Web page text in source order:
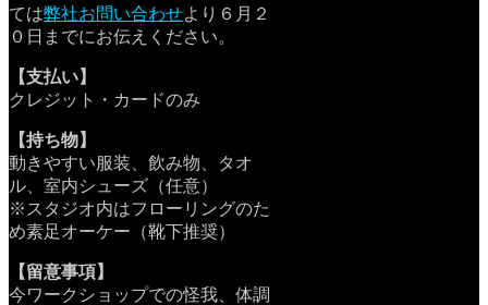
ては弊社お問い合わせより ６月２
０日までにお伝えください。
【支払い】
クレジット・カードのみ
【持ち物】
動きやすい服装、飲み物、タオ
ル、室内シューズ（任意）
※スタジオ内はフローリングのた
め素足オーケー（靴下推奨）
【留意事項】
今ワークショップでの怪我、体調